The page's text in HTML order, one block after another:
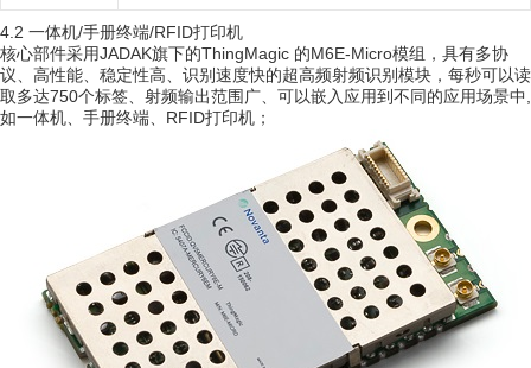
4.2 一体机/手册终端/RFID打印机
核心部件采用JADAK旗下的ThingMagic 的M6E-Micro模组 ， 具有多协
议
高性能 稳定性高 识别速度快的超高频射频识别模块 ， 每秒可以读
取多达750个标签 射频输出范围广 可以嵌入应用到不同的应用场景中
如一体机 手册终端、 RFID打印机 ；